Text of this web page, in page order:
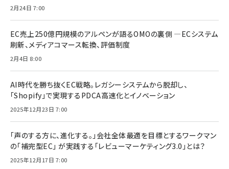
2月24日 7:00
EC売上250億円規模のアルペンが語るOMOの裏側 ―ECシステム
刷新、メディアコマース転換、評価制度
2月4日 8:00
AI時代を勝ち抜くEC戦略。レガシーシステムから脱却し、
「Shopify」で実現するPDCA高速化とイノベーション
2025年12月23日 7:00
「声のする方に、進化する。」会社全体最適を目標とするワークマン
の「補完型EC」 が実践する「レビューマーケティング3.0」とは？
2025年12月17日 7:00